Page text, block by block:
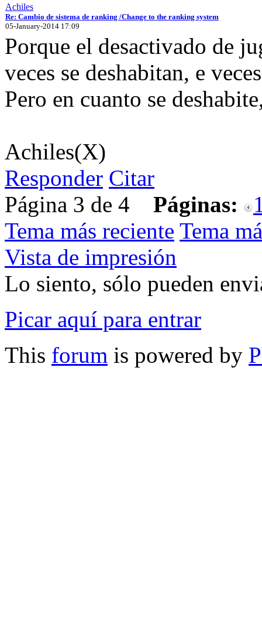
Achiles
Re: Cambio de sistema de ranking /Change to the ranking system
05-January-2014 17:09
Porque el desactivado de
veces se deshabitan, e
Pero en cuanto se
Achiles(X)
Responder Citar
Página 3 de 4 Páginas:
Tema más reciente Tema
Vista de impresión
Lo siento, sólo pueden
Picar aquí para entrar
This forum is powered by